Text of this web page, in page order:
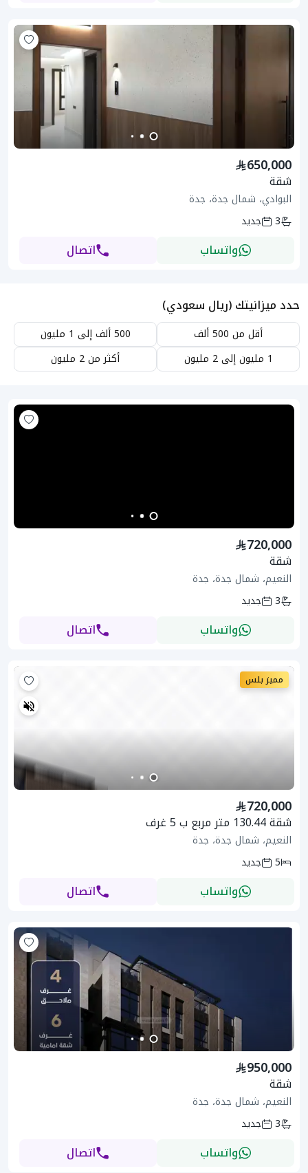
650,000
شقة
البوادي، شمال جدة، جدة
3
جديد
واتساب اتصال
حدد ميزانيتك (ريال سعودي)
أقل من 500 ألف
500 ألف إلى 1 مليون
1 مليون إلى 2 مليون
أكثر من 2 مليون
720,000
شقة
النعيم، شمال جدة، جدة
3
جديد
واتساب اتصال
مميز بلس
720,000
شقة 130.44 متر مربع ب 5 غرف
النعيم، شمال جدة، جدة
5
جديد
واتساب اتصال
950,000
شقة
النعيم، شمال جدة، جدة
3
جديد
واتساب اتصال